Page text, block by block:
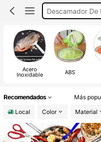
Descamador De
Cosina
Cocina
Acero
Inoxidable ABS
Recomendados Más
Local
Color Material